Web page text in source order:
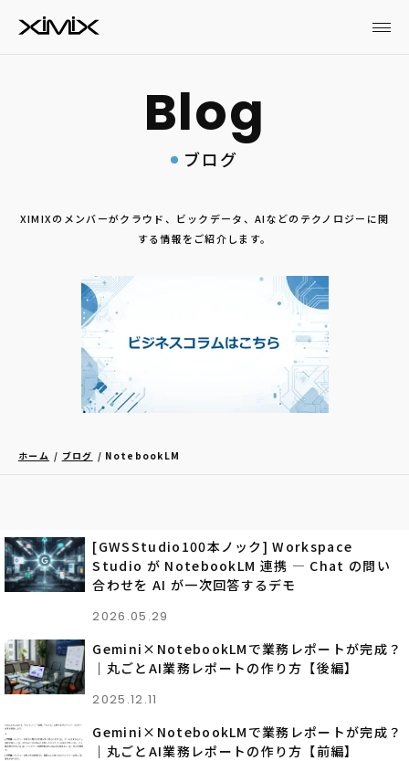
ブログ
XIMIXのメンバーがクラウド、ビックデータ、AIなどのテクノロジーに関
する情報をご紹介します。
ホーム ブログ NotebookLM
[GWSStudio100本ノック] Workspace
Studio が NotebookLM 連携 ― Chat の問い
合わせを AI が一次回答するデモ
2026.05.29
Gemini×NotebookLMで業務レポートが完成？
｜丸ごとAI業務レポートの作り方【後編】
2025.12.11
Gemini×NotebookLMで業務レポートが完成？
｜丸ごとAI業務レポートの作り方【前編】